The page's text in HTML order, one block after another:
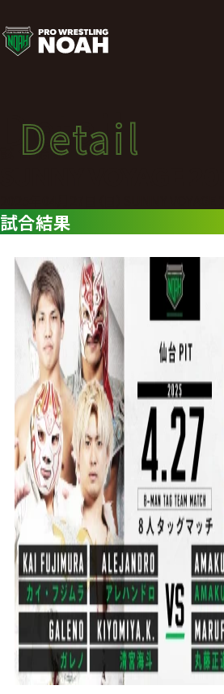
試
合
結
果
|
プ
ロ
ス
リ
ン
グ・
ノ
ア
公
Detail
試合結果
Detail
試合結果